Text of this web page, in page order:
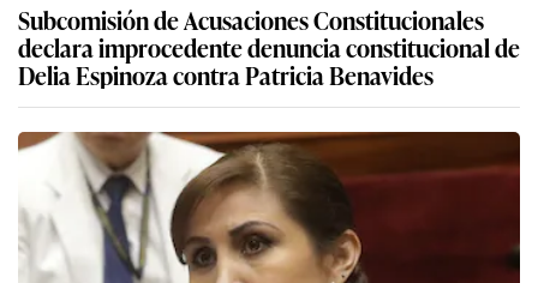
Subcomisión de Acusaciones Constitucionales
declara improcedente denuncia constitucional de
Delia Espinoza contra Patricia Benavides